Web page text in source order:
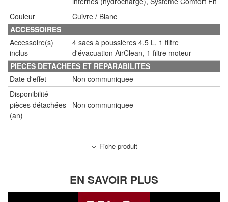
Couleur
Cuivre / Blanc
ACCESSOIRES
Accessoire(s)
inclus
4 sacs à poussières 4.5 L, 1 filtre
d'évacuation AirClean, 1 filtre moteur
PIECES DETACHEES ET REPARABILITES
Date d'effet
Non communiquee
Disponibilité
pièces détachées
(an)
Non communiquee
Fiche produit
EN SAVOIR PLUS